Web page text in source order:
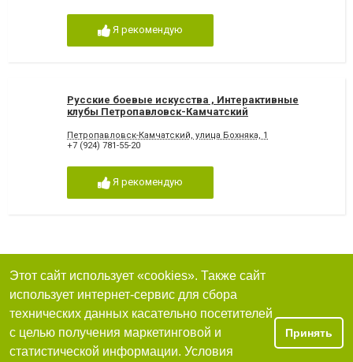
Я рекомендую
Русские боевые искусства , Интерактивные
клубы Петропавловск-Камчатский
Петропавловск-Камчатский, улица Бохняка, 1
+7 (924) 781-55-20
Я рекомендую
Этот сайт использует «cookies». Также сайт
использует интернет-сервис для сбора
технических данных касательно посетителей
с целью получения маркетинговой и
статистической информации. Условия
Принять